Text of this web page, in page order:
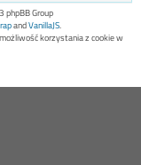
phpBB Group
andVanillaJS.
korzystania z cookie w